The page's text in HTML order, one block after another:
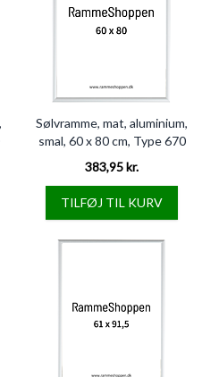
Sølvramme, mat, aluminium,
smal, 60 x 80 cm, Type 670
383,95 kr.
TILFØJ TIL KURV